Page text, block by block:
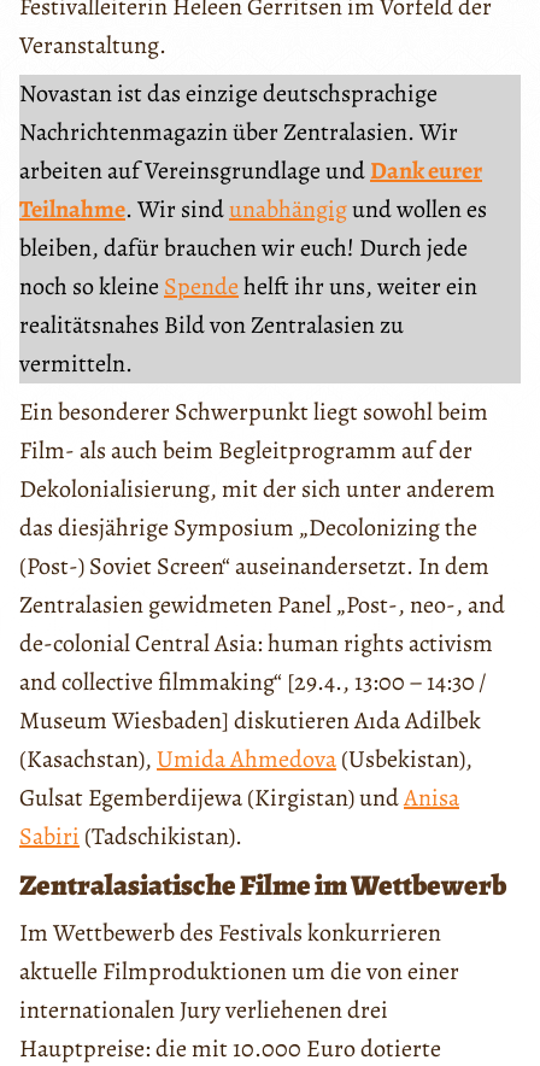
Veranstaltung.
Novastan ist das einzige deutschsprachige
Nachrichtenmagazin über Zentralasien. Wir
arbeiten auf Vereinsgrundlage undDank eurer
Teilnahme. Wir sindunabhängigund wollen es
bleiben, dafür brauchen wir euch! Durch jede
noch so kleine Spendehelft ihr uns, weiter ein
realitätsnahes Bild von Zentralasien zu
vermitteln.
Ein besonderer Schwerpunkt liegt sowohl beim
Film- als auch beim Begleitprogramm auf der
Dekolonialisierung, mit der sich unter anderem
das diesjährige Symposium „Decolonizing the
(Post-) Soviet Screen“ auseinandersetzt. In dem
Zentralasien gewidmeten Panel „Post-, neo-, and
de-colonial Central Asia: human rights activism
and collective filmmaking“ [29.4., 13:00 – 14:30 /
Museum Wiesbaden] diskutieren Aıda Adilbek
(Kasachstan),Umida Ahmedova(Usbekistan),
Gulsat Egemberdijewa (Kirgistan) undAnisa
Sabiri (Tadschikistan).
Zentralasiatische Filme im Wettbewerb
Im Wettbewerb des Festivals konkurrieren
aktuelle Filmproduktionen um die von einer
internationalen Jury verliehenen drei
Hauptpreise: die mit 10.000 Euro dotierte